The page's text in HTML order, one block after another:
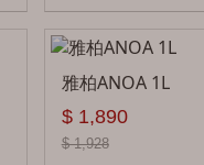
雅柏ANOA 1L
$ 1,890
$ 1,928